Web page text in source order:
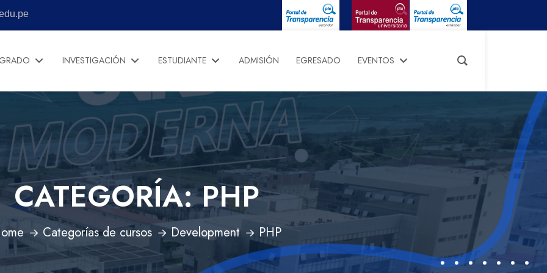
INVESTIGACIÓN ESTUDIANTE ADMISIÓN EGRESADO EVENTOS
CATEGORÍA:PHP
Categorías de cursos Development PHP